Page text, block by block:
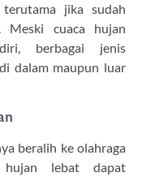
jika sudah
Meski cuaca hujan
berbagai jenis
dalam maupun luar
beralih ke olahraga
hujan lebat dapat